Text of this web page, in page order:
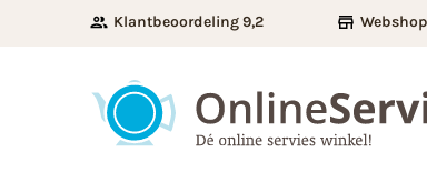
Klantbeoordeling 9,2